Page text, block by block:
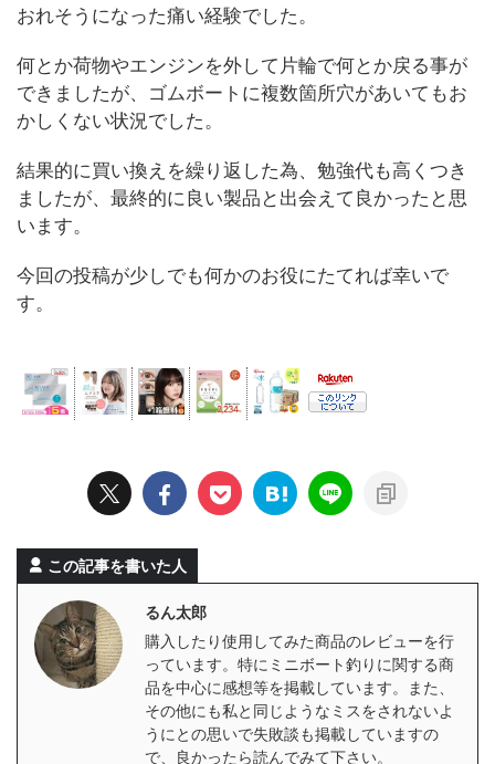
おれそうになった痛い経験でした。
何とか荷物やエンジンを外して片輪で何とか戻る事が
できましたが、ゴムボートに複数箇所穴があいてもお
かしくない状況でした。
結果的に買い換えを繰り返した為、勉強代も高くつき
ましたが、最終的に良い製品と出会えて良かったと思
います。
今回の投稿が少しでも何かのお役にたてれば幸いで
す。
この記事を書いた人
るん太郎
購入したり使用してみた商品のレビューを行
っています。特にミニボート釣りに関する商
品を中心に感想等を掲載しています。また、
その他にも私と同じようなミスをされないよ
うにとの思いで失敗談も掲載していますの
で、良かったら読んでみて下さい。